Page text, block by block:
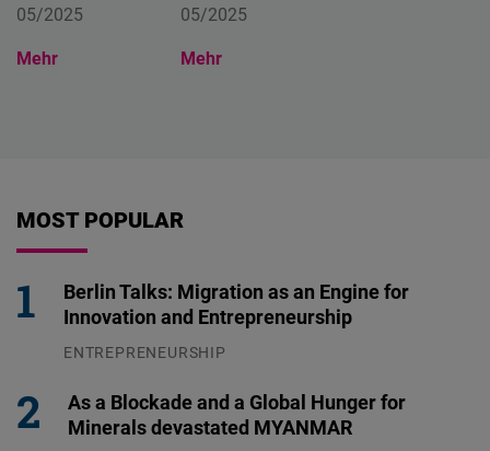
05/2025
Mehr
05/2025
Mehr
MOST POPULAR
Berlin Talks: Migration as an Engine for
Innovation and Entrepreneurship
ENTREPRENEURSHIP
As a Blockade and a Global Hunger for
Minerals devastated MYANMAR